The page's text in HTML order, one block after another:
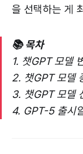
을 선택하는 게
📚 목차
1. 챗GPT 모델
2. 챗GPT 모델
3. 챗GPT 모델
4. GPT-5 출시